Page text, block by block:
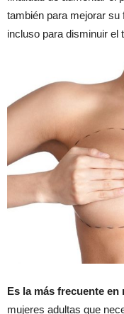
también para mejorar
incluso para disminuir el
Es la más frecuente en
mujeres adultas que